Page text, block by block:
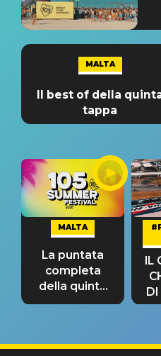
MALTA
Il best of della
tappa
MALTA
La puntata
completa
della quinta
tappa
IL
DI